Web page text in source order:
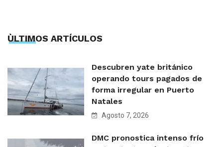
ÙLTIMOS ARTÍCULOS
Descubren yate británico
operando tours pagados de
forma irregular en Puerto
Natales
Agosto 7, 2026
DMC pronostica intenso frío